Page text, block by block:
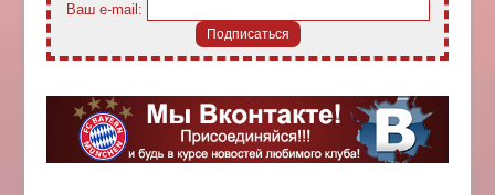
Ваш e-mail: